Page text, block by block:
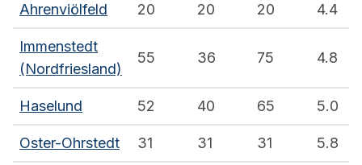
Ahrenviölfeld 20 20 20 4.4
Immenstedt
(Nordfriesland)
55 36 75 4.8
Haselund 52 40 65 5.0
Oster-Ohrstedt 31 31 31 5.8